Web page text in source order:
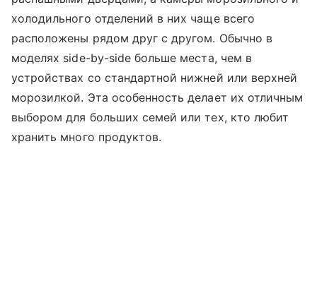
холодильного отделений в них чаще всего
расположены рядом друг с другом. Обычно в
моделях side-by-side больше места, чем в
устройствах со стандартной нижней или верхней
морозилкой. Эта особенность делает их отличным
выбором для больших семей или тех, кто любит
хранить много продуктов.